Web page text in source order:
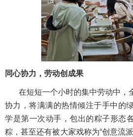
同心协力，劳动创成果
在短短一个小时的集中劳动中，
协力，将满满的热情倾注于手中的
学是第一次动手，包出的粽子形
粽，甚至还有被大家戏称为“创意流